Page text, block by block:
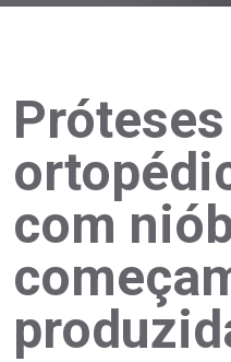
Próteses
com